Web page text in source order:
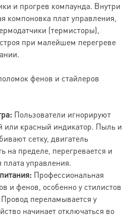
и прогрев компаунда. Внутри
компоновка плат управления,
(термисторы),
при малейшем перегреве
фенов и стайлеров
Пользователи игнорируют
красный индикатор. Пыль и
сетку, двигатель
на пределе, перегревается и
плата управления.
Профессиональная
и фенов, особенно у стилистов
переламывается у
начинает отключаться во